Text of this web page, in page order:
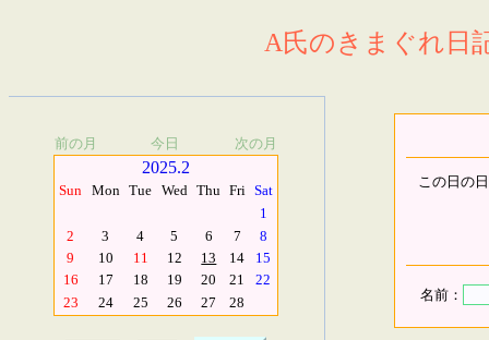
A氏のきまぐれ日
前の月 今日 次の月
2025.2
Sun Mon Tue Wed Thu Fri Sat
1
2
3 4 5 6 7
8
9
10 11 12 13 14
15
16
17 18 19 20 21
22
23
24 25 26 27 28
この日の
名前：